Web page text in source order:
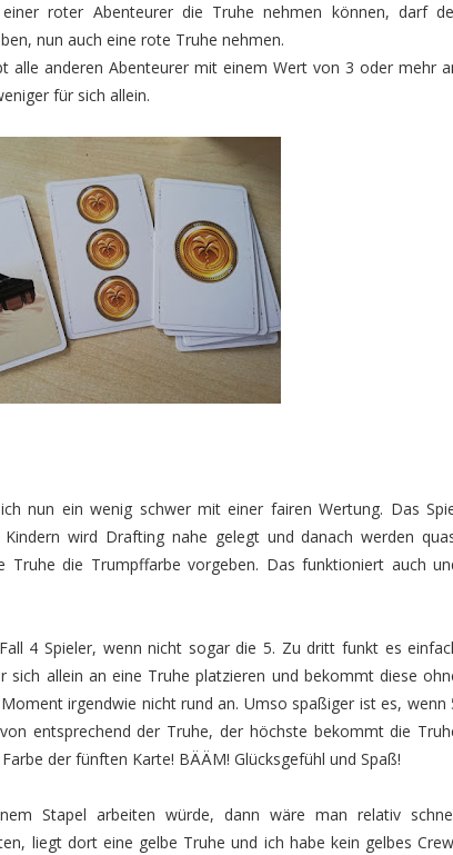
roter Abenteurer die Truhe nehmen können, darf
nun auch eine rote Truhe nehmen.
alle anderen Abenteurer mit einem Wert von 3 oder mehr
für sich allein.
nun ein wenig schwer mit einer fairen Wertung. Das
wird Drafting nahe gelegt und danach werden
Truhe die Trumpffarbe vorgeben. Das funktioniert auch
4 Spieler, wenn nicht sogar die 5. Zu dritt funkt es
sich allein an eine Truhe platzieren und bekommt diese
irgendwie nicht rund an. Umso spaßiger ist es, wenn
entsprechend der Truhe, der höchste bekommt die
der fünften Karte! BÄÄM! Glücksgefühl und Spaß!
Stapel arbeiten würde, dann wäre man relativ
liegt dort eine gelbe Truhe und ich habe kein gelbes